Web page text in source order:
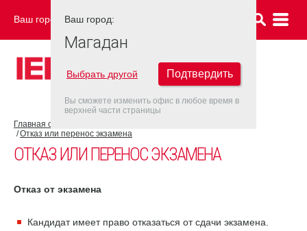
Ваш город: МАГАДАН
Главная страница
Отказ или перенос экзамена
ОТКАЗ ИЛИ ПЕРЕНОС ЭКЗАМЕНА
Отказ от экзамена
Кандидат имеет право отказаться от сдачи экзамена.
Ваш город:
Магадан
Выбрать другой Подтвердить
Вы сможете изменить офис в любое время в
верхней части страницы